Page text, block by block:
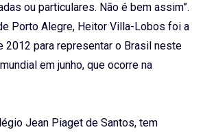
ou particulares. Não é bem assim”.
Porto Alegre, Heitor Villa-Lobos foi a
2012 para representar o Brasil neste
em junho, que ocorre na
Jean Piaget de Santos, tem